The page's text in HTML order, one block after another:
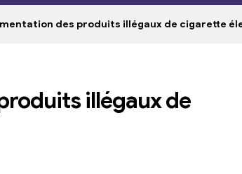
des produits illégaux de cigarette
illégaux de